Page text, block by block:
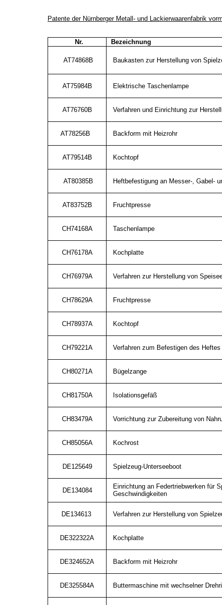
Patente der Nürnberger Metall- und Lackierwaarenfabrik
Nr. Bezeichnung
AT74868B Baukasten zur Herstellung von
AT75984B Elektrische Taschenlampe
AT76760B Verfahren und Einrichtung zur
AT78256B Backform mit Heizrohr
AT79514B Kochtopf
AT80385B Heftbefestigung an Messer-, Gabel-
AT83752B Fruchtpresse
CH74168A Taschenlampe
CH76178A Kochplatte
CH76979A Verfahren zur Herstellung von
CH78629A Fruchtpresse
CH78937A Kochtopf
CH79221A Verfahren zum Befestigen des
CH80271A Bügelzange
CH81750A Isolationsgefäß
CH83479A Vorrichtung zur Zubereitung von
CH85056A Kochrost
DE125649 Spielzeug-Unterseeboot
DE134084
Einrichtung an Federtriebwerken für
Geschwindigkeiten
DE134613 Verfahren zur Herstellung von
DE322322A Kochplatte
DE324652A Backform mit Heizrohr
DE325584A Buttermaschine mit wechselner